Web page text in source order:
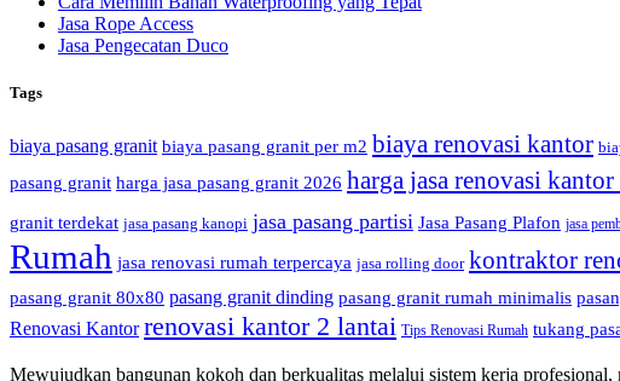
Jasa Rope Access
Jasa Pengecatan Duco
Tags
biaya pasang granit biaya pasang granit per m2 biaya renovasi kantor
pasang granit harga jasa pasang granit 2026 harga jasa renovasi
granit terdekat jasa pasang kanopi jasa pasang partisi Jasa Pasang Plafon jasa
Rumah jasa renovasi rumah terpercaya jasa rolling door kontraktor
pasang granit 80x80 pasang granit dinding pasang granit rumah minimalis
Renovasi Kantor renovasi kantor 2 lantai Tips Renovasi Rumah tukang
Mewujudkan bangunan kokoh dan berkualitas melalui sistem kerja